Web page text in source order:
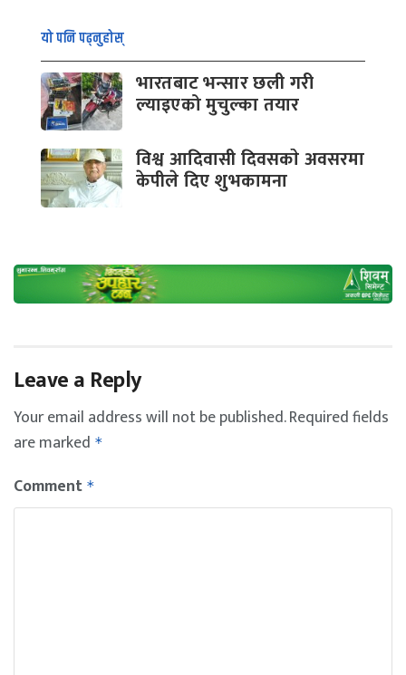
यो पनि पढ्नुहोस्
भारतबाट भन्सार छली गरी
ल्याइएको मुचुल्का तयार
विश्व आदिवासी दिवसकाे अवसरमा
केपीले दिए शुभकामना
Leave a Reply
Your email address will not be published.Required fields
are marked *
Comment *